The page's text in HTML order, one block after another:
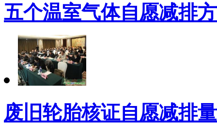
五个温室气体自愿减排
废旧轮胎核证自愿减排